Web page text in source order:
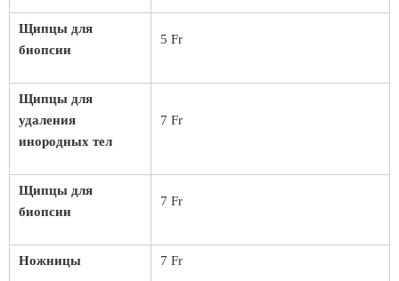
Щипцы для
биопсии
5 Fr
Щипцы для
удаления
инородных тел
7 Fr
Щипцы для
биопсии
7 Fr
Ножницы 7 Fr